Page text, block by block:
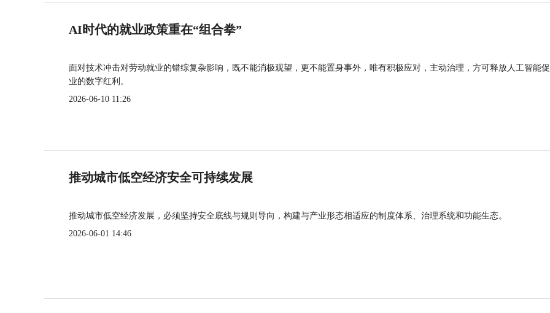
AI时代的就业政策重在“组合拳”
面对技术冲击对劳动就业的错综复杂影响，既不能消极观望，更不能置身事外，唯有积极应对，主动治理，方可释放人工智能
业的数字红利。
2026-06-10 11:26
推动城市低空经济安全可持续发展
推动城市低空经济发展，必须坚持安全底线与规则导向，构建与产业形态相适应的制度体系、治理系统和功能生态。
2026-06-01 14:46